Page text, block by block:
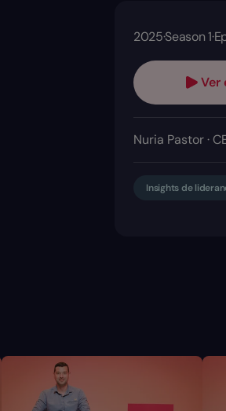
2025·Season 1·
Ver
Nuria Pastor ·
Insights de